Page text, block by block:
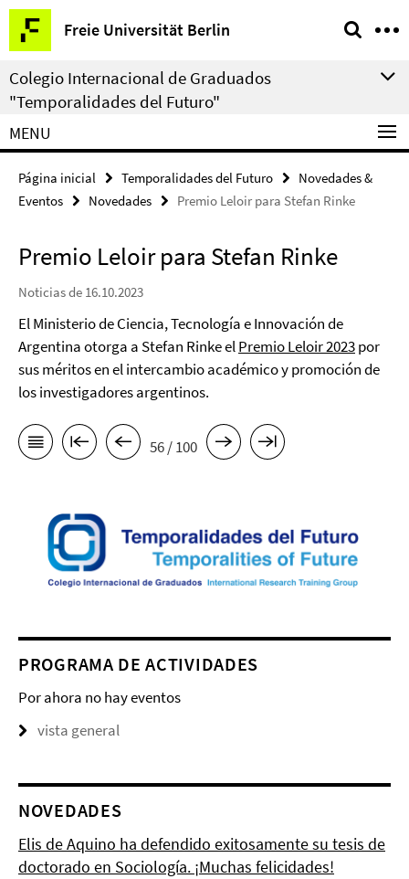
Springe
direkt
zu
Inhalt
Freie Universität Berlin
Herramientas
de
navegación
Colegio Internacional de Graduados
"Temporalidades del Futuro"
MENU
Página inicial Temporalidades del Futuro
Novedades &
Eventos
Novedades Premio Leloir para Stefan Rinke
Premio Leloir para Stefan Rinke
Noticias de 16.10.2023
El Ministerio de Ciencia, Tecnología e Innovación de
Argentina otorga a Stefan Rinke elPremio Leloir 2023por
sus méritos en el intercambio académico y promoción de
los investigadores argentinos.
56 / 100
PROGRAMA DE ACTIVIDADES
Por ahora no hay eventos
vista general
NOVEDADES
Elis de Aquino ha defendido exitosamente su tesis de
doctorado en Sociología. ¡Muchas felicidades!